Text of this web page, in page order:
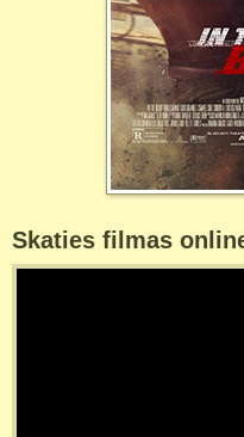
Skaties filmas